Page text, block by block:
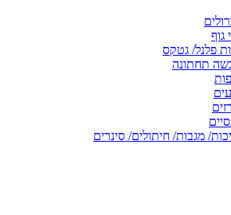
גוף
פלנל/ גטקס
תחתונה
מגבות/ חיתולים/ סינרים